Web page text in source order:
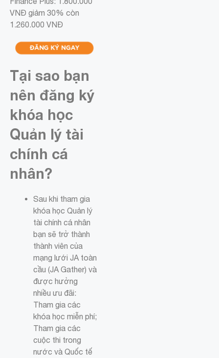
VNĐ giảm 30% còn
1.260.000 VNĐ
Tại sao bạn
nên đăng ký
khóa học
Quản lý tài
chính cá
nhân?
Sau khi tham gia
khóa học Quản lý
tài chính cá nhân
bạn sẽ trở thành
thành viên của
mạng lưới JA toàn
cầu (JA Gather) và
được hưởng
nhiều ưu đãi:
Tham gia các
khóa học miễn phí;
Tham gia các
cuộc thi trong
nước và Quốc tế